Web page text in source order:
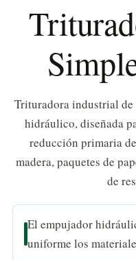
Trituradora industrial
hidráulico, diseñada
reducción primaria
madera, paquetes de
de
El empujador
uniforme los